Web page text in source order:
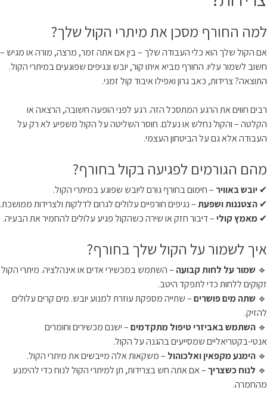
למה החורף מסכן את מיתרי הקול שלך?
אם הקול שלך הוא כלי העבודה שלך – בין אם אתה זמר, מרצה, מורה או מגיש –
חשוב לשמור עליו. החורף מביא איתו קור, יובש ונגיפים שפוגעים במיתרי הקול.
התוצאה? צרידות, כאב גרון ואפילו איבוד קול זמני.
רבים חווים את הרגע המתסכל הזה. רגע לפני הופעה חשובה, הרצאה או
הקלטה – והקול נחלש או נעלם. חוסר השליטה על הקול משפיע לא רק על
העבודה אלא גם על הביטחון העצמי.
מהם הגורמים לפגיעה בקול בחורף?
✔ יובש באוויר – חימום בחורף גורם ליובש שפוגע במיתרי הקול.
✔ הצטננות ושפעת– נגיפים חורפיים עלולים לגרום לדלקות ולצרידות ממושכת.
✔ מאמץ קולי– דיבור חזק או שירה כשהקול פגיע עלולים להחמיר את הבעיה.
איך לשמור על הקול שלך בחורף?
🔹 שמור על לחות קבועה – השתמש במכשירי אדים או אינהלציה. מיתרי הקול
זקוקים ללחות כדי לתפקד היטב.
🔹 שתה מים פושרים– שתייה מספקת עוזרת למנוע יובש. מים קרים עלולים
להזיק.
🔹 השתמש באביזרי טיפול מתקדמים– ישנם מכשירים וחומרים
אנטי-בקטריאליים שמסייעים בהגנה על הקול.
🔹 הימנע מקפאין ואלכוהול – משקאות אלה מייבשים את מיתרי הקול.
🔹 לנוח כשצריך– אם אתה חש בצרידות, תן למיתרי הקול לנוח כדי להימנע
מהחמרה.